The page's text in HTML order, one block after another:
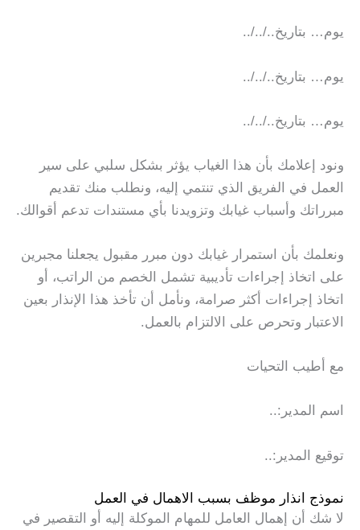
يوم… بتاريخ../../..
يوم… بتاريخ../../..
يوم… بتاريخ../../..
ونود إعلامك بأن هذا الغياب يؤثر بشكل سلبي على سير
العمل في الفريق الذي تنتمي إليه، ونطلب منك تقديم
مبرراتك وأسباب غيابك وتزويدنا بأي مستندات تدعم أقوالك.
ونعلمك بأن استمرار غيابك دون مبرر مقبول يجعلنا مجبرين
على اتخاذ إجراءات تأديبية تشمل الخصم من الراتب، أو
اتخاذ إجراءات أكثر صرامة، ونأمل أن تأخذ هذا الإنذار بعين
الاعتبار وتحرص على الالتزام بالعمل.
مع أطيب التحيات
اسم المدير:..
توقيع المدير:..
نموذج انذار موظف بسبب الاهمال في العمل
لا شك أن إهمال العامل للمهام الموكلة إليه أو التقصير في